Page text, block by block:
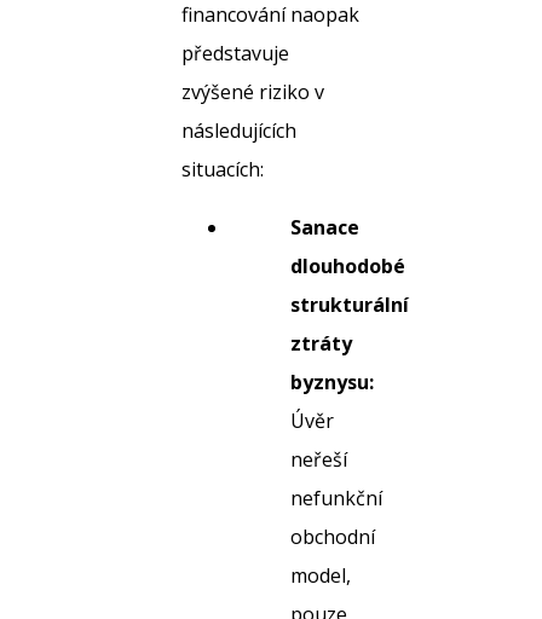
financování naopak
představuje
zvýšené riziko v
následujících
situacích:
Sanace
dlouhodobé
strukturální
ztráty
byznysu:
Úvěr
neřeší
nefunkční
obchodní
model,